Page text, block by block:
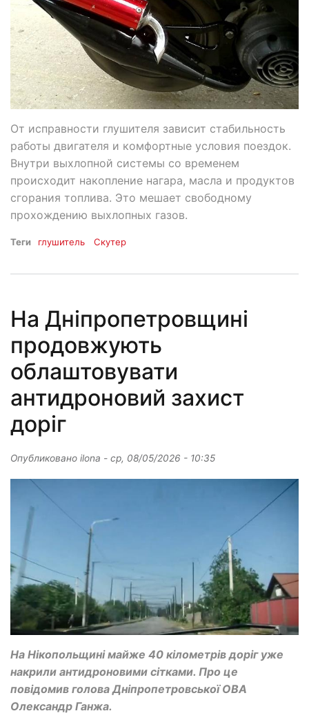
От исправности глушителя зависит стабильность
работы двигателя и комфортные условия поездок.
Внутри выхлопной системы со временем
происходит накопление нагара, масла и продуктов
сгорания топлива. Это мешает свободному
прохождению выхлопных газов.
Теги глушитель Скутер
На Дніпропетровщині
продовжують
облаштовувати
антидроновий захист
доріг
Опубликовано ilona - ср, 08/05/2026 - 10:35
На Нікопольщині майже 40 кілометрів доріг уже
накрили антидроновими сітками. Про це
повідомив голова Дніпропетровської ОВА
Олександр Ганжа.